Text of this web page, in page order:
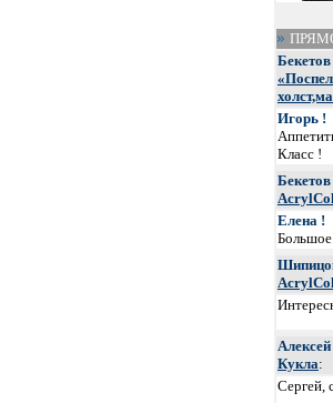
Игорь !
Класс !
Елена !
Кукла:
Сергей,